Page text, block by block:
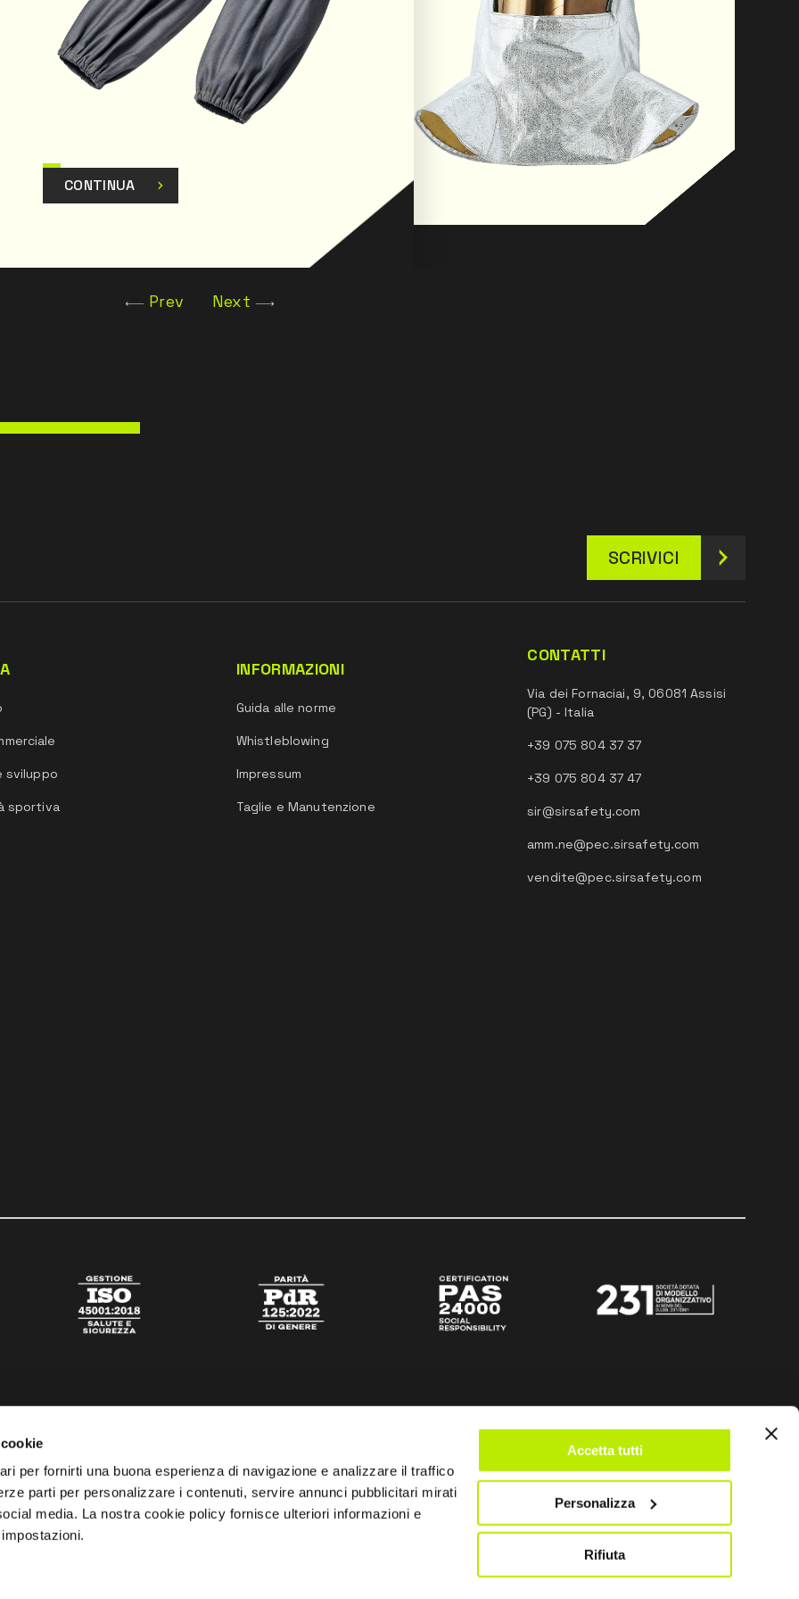
per fornirti una buona esperienza di navigazione e analizzare il traffico
parti per personalizzare i contenuti, servire annunci pubblicitari mirati
media. La nostra cookie policy fornisce ulteriori informazioni e
Accetta tutti
Personalizza
Rifiuta
CONTINUA
Prev Next
SCRIVICI
sviluppo
sportiva
INFORMAZIONI
Guida alle norme
Whistleblowing
Impressum
Taglie e Manutenzione
CONTATTI
Via dei Fornaciai, 9, 06081 Assisi
(PG) - Italia
+39 075 804 37 37
+39 075 804 37 47
sir@sirsafety.com
amm.ne@pec.sirsafety.com
vendite@pec.sirsafety.com